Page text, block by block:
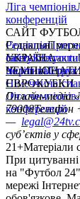
Ліга чемпіонів
конференцій
САЙТ
Редакція
сайтуКонтакти
політика
Соціальні
facebookx
УКРАЇНА
УкраїнаПерша
Німеччина
ЄВРОКУБКИ
Ліга чемпіонів
конференцій
Онлайн-медіа
79008Телефон
—
суб’єктів у
21+Матеріали
При цитуванні
на "Футбол 24"
мережі